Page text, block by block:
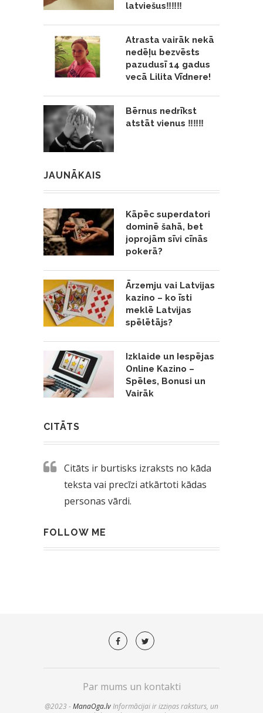
latviešus‼️‼️‼️
Atrasta vairāk nekā
nedēļu bezvēsts
pazudusī 14 gadus
vecā Lilita Vīdnere!
Bērnus nedrīkst
atstāt vienus ‼️‼️‼️
JAUNĀKAIS
Kāpēc superdatori
dominē šahā, bet
joprojām sīvi cīnās
pokerā?
Ārzemju vai Latvijas
kazino – ko īsti
meklē Latvijas
spēlētājs?
Izklaide un Iespējas
Online Kazino –
Spēles, Bonusi un
Vairāk
CITĀTS
Citāts ir burtisks izraksts no kāda
teksta vai precīzi atkārtoti kādas
personas vārdi.
FOLLOW ME
Par mums un kontakti
@2023 - ManaOga.lvInformācijai ir izziņas raksturs, un